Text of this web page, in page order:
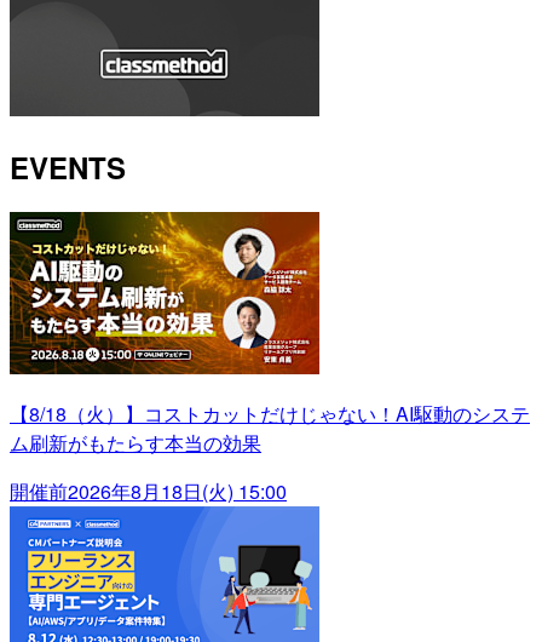
EVENTS
【8/18（火）】コストカットだけじゃない！AI駆動のシステ
ム刷新がもたらす本当の効果
開催前2026年8月18日(火) 15:00